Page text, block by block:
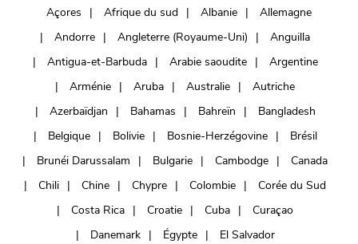
Açores Afrique du sud Albanie
Allemagne
Andorre
Angleterre (Royaume-Uni)
Anguilla
Antigua-et-Barbuda
Arabie saoudite
Argentine
Arménie
Aruba Australie
Autriche
Azerbaïdjan
Bahamas Bahreïn
Bangladesh
Belgique
Bolivie Bosnie-Herzégovine
Brésil
Brunéi Darussalam
Bulgarie Cambodge
Canada
Chili
Chine Chypre Colombie
Corée du Sud
Costa Rica
Croatie Cuba
Curaçao
Danemark
Égypte
El Salvador